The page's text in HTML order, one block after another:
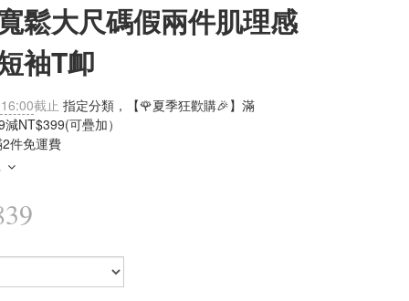
鬆大尺碼假兩件肌理感
袖T卹
截止 指定分類，【🌹夏季狂歡購🎉】滿
NT$399(可疊加）
件免運費